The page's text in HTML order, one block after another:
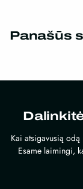
Panašūs
Kai atsigavusią
Esame laimingi,